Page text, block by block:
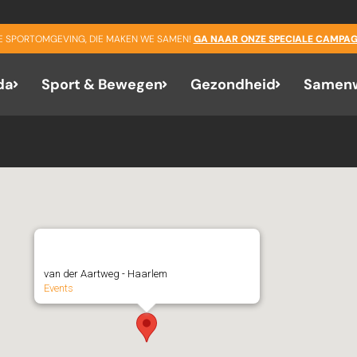
SPORTOMGEVING, DIE MAKEN WE SAMEN! GA NAAR ONZE SPECIALE
Sport & Bewegen Gezondheid
NEXT EVENT
Het Schoolsport
17:00
van der Aartweg - Haarlem
Events